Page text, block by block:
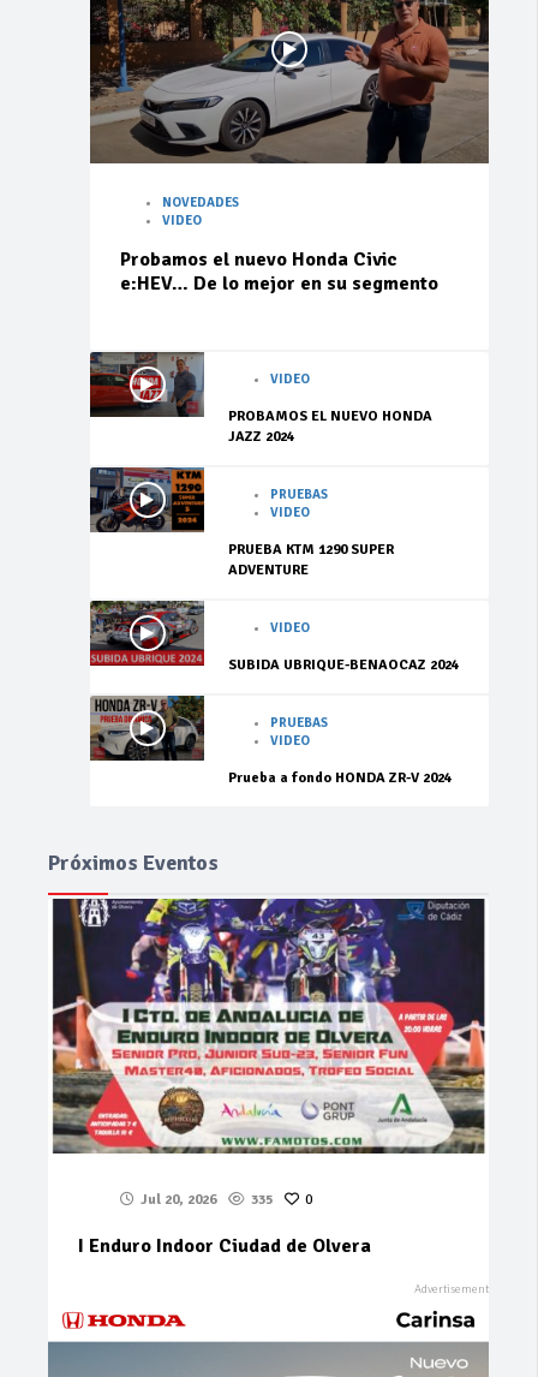
NOVEDADES
VIDEO
Probamos el nuevo Honda Civic
e:HEV… De lo mejor en su segmento
VIDEO
PROBAMOS EL NUEVO HONDA
JAZZ 2024
PRUEBAS
VIDEO
PRUEBA KTM 1290 SUPER
ADVENTURE
VIDEO
SUBIDA UBRIQUE-BENAOCAZ 2024
PRUEBAS
VIDEO
Prueba a fondo HONDA ZR-V 2024
Próximos Eventos
Jul 20, 2026 335 0
I Enduro Indoor Ciudad de Olvera